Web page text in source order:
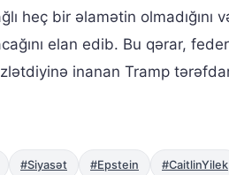
heç bir əlamətin
elan edib. Bu qərar,
inanan Tramp
#Siyasət #Epstein #CaitlinYilek